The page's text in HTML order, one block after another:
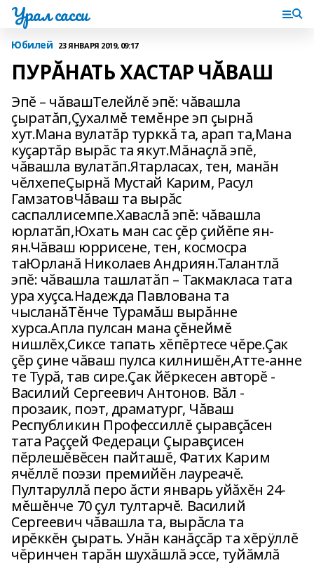
Урал сасси
Юбилей 23 ЯНВАРЯ 2019, 09:17
ПУРĂНАТЬ ХАСТАР ЧĂВАШ
Эпĕ – чăвашТелейлĕ эпĕ: чăвашла
çыратăп,Çухалмĕ темĕнре эп çырнă
хут.Мана вулатăр турккă та, арап та,Мана
куçартăр вырăс та якут.Мăнаçлă эпĕ,
чăвашла вулатăп.Ятарласах, тен, манăн
чĕлхепеÇырнă Мустай Карим, Расул
ГамзатовЧăваш та вырăс
саспаллисемпе.Хаваслă эпĕ: чăвашла
юрлатăп,Юхать ман сас çĕр çийĕпе ян-
ян.Чăваш юррисене, тен, космосра
таЮрланă Николаев Андриян.Талантлă
эпĕ: чăвашла ташлатăп – Такмакласа тата
ура хуçса.Надежда Павлована та
чысланăТĕнче Турамăш вырăнне
хурса.Апла пулсан мана çĕнеймĕ
нишлĕх,Сиксе тапать хĕпĕртесе чĕре.Çак
çĕр çине чăваш пулса килнишĕн,Атте-анне
те Турă, тав сире.Çак йĕркесен авторĕ -
Василий Сергеевич Антонов. Вăл -
прозаик, поэт, драматург, Чăваш
Республикин Профессиллĕ çыравçăсен
тата Раççей Федераци Çыравçисен
пĕрлешĕвĕсен пайташĕ, Фатих Карим
ячĕллĕ поэзи премийĕн лауреачĕ.
Пултаруллă перо ăсти январь уйăхĕн 24-
мĕшĕнче 70 çул тултарчĕ. Василий
Сергеевич чăвашла та, вырăсла та
ирĕккĕн çырать. Унăн канăçсăр та хĕрÿллĕ
чĕринчен тарăн шухăшлă эссе, туйăмлă